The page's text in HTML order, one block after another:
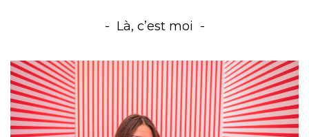
Là, c’est moi